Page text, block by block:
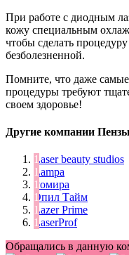
При работе с диодным
кожу специальным
чтобы сделать
безболезненной.
Помните, что даже
процедуры требуют
своем здоровье!
Другие компании Пензы
Laser beauty studios
Lampa
Ромира
Эпил Тайм
Lazer Prime
LaserProf
Обращались в данную